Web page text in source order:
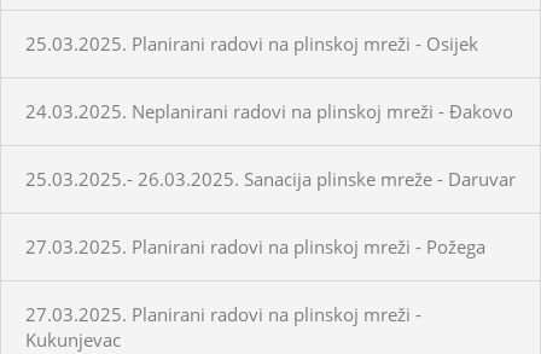
25.03.2025. Planirani radovi na plinskoj mreži - Osijek
24.03.2025. Neplanirani radovi na plinskoj mreži - Đakovo
25.03.2025.- 26.03.2025. Sanacija plinske mreže - Daruvar
27.03.2025. Planirani radovi na plinskoj mreži - Požega
27.03.2025. Planirani radovi na plinskoj mreži -
Kukunjevac